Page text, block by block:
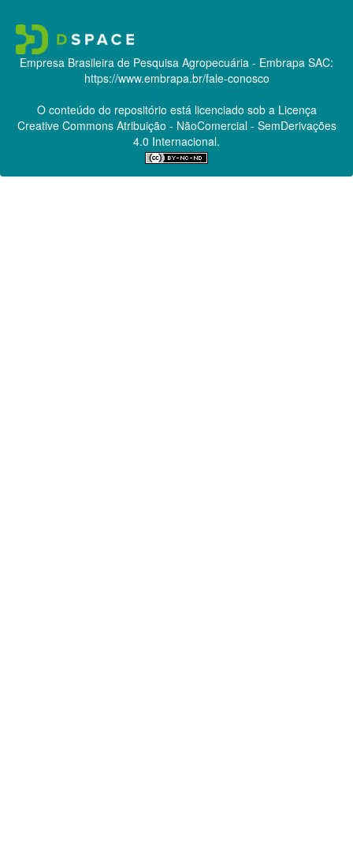
Empresa Brasileira de Pesquisa Agropecuária - Embrapa SAC:
https://www.embrapa.br/fale-conosco
O conteúdo do repositório está licenciado sob a Licença
Creative CommonsAtribuição - NãoComercial - SemDerivações
4.0 Internacional.